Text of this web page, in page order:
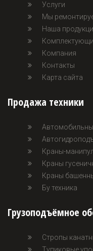
Услуги
Мы
Наша
Компания
Контакты
Карта сайта
Продажа техники
Краны-
Краны
Краны
Бу техника
Грузоподъёмное
Стропы